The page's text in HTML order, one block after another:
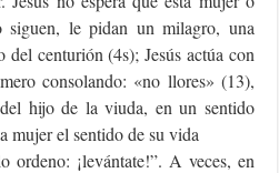
le pidan un milagro, una
del centurión (4s); Jesús actúa con
consolando: «no llores» (13),
hijo de la viuda, en un sentido
mujer el sentido de su vida
ordeno: ¡levántate!”. A veces, en